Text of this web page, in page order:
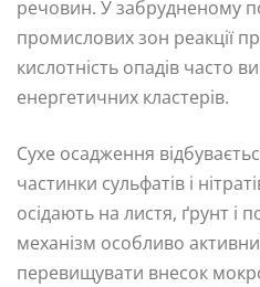
речовин. У забрудненому
промислових зон реакції
кислотність опадів часто
енергетичних кластерів.
Сухе осадження
частинки сульфатів і
осідають на листя, ґрунт і
механізм особливо
перевищувати внесок